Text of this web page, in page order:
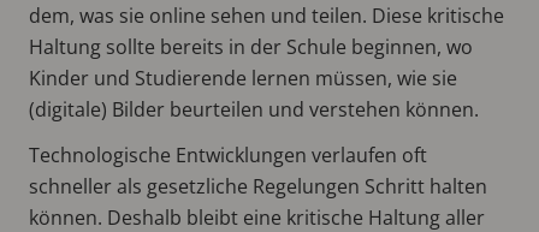
dem, was sie online sehen und teilen. Diese kritische
Haltung sollte bereits in der Schule beginnen, wo
Kinder und Studierende lernen müssen, wie sie
(digitale) Bilder beurteilen und verstehen können.
Technologische Entwicklungen verlaufen oft
schneller als gesetzliche Regelungen Schritt halten
können. Deshalb bleibt eine kritische Haltung aller